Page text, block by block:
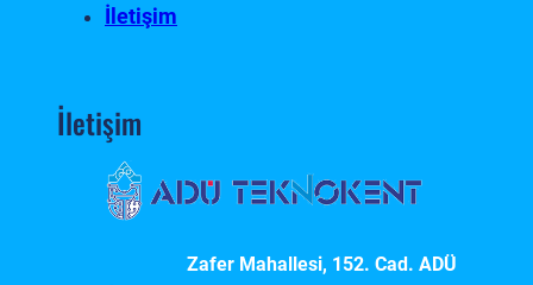
İletişim
İletişim
Zafer Mahallesi, 152. Cad. ADÜ